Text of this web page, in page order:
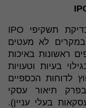
עיקר עבודת המחלקה בקשר לבדיקת תשקיפי IPO
במקרים לא מעטים
ראשונות באיכות
בעיות וטעויות
לדוחות הכספיים
תיאור עסקי
בעלי עניין).